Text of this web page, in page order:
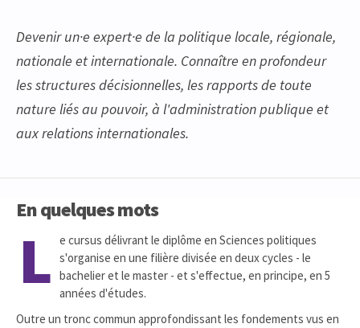
Devenir un·e expert·e de la politique locale, régionale,
nationale et internationale. Connaître en profondeur
les structures décisionnelles, les rapports de toute
nature liés au pouvoir, à l'administration publique et
aux relations internationales.
En quelques mots
L e cursus délivrant le diplôme en Sciences politiques
s'organise en une filière divisée en deux cycles - le
bachelier et le master - et s'effectue, en principe, en 5
années d'études.
Outre un tronc commun approfondissant les fondements vus en